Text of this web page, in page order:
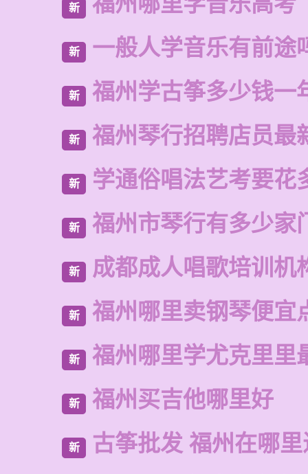
新
新 一般人学音乐有前途
新 福州学古筝多少钱一
新 福州琴行招聘店员最
新 学通俗唱法艺考要花
新 福州市琴行有多少家
新 成都成人唱歌培训机
新 福州哪里卖钢琴便宜
新 福州哪里学尤克里里
新 福州买吉他哪里好
新 古筝批发 福州在哪